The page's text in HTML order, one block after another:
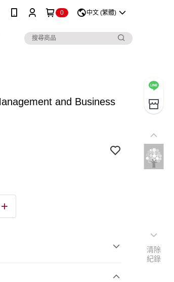
0 中文 (繁體)
and Business
清除
紀錄